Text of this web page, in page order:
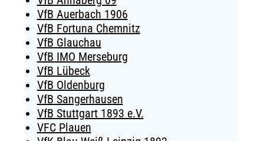
VfB Auerbach 1906
VfB Fortuna Chemnitz
VfB Glauchau
VfB IMO Merseburg
VfB Lübeck
VfB Oldenburg
VfB Sangerhausen
VfB Stuttgart 1893 e.V.
VFC Plauen